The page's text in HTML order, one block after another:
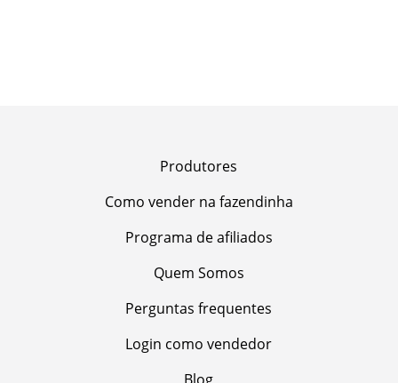
Produtores
Como vender na fazendinha
Programa de afiliados
Quem Somos
Perguntas frequentes
Login como vendedor
Blog